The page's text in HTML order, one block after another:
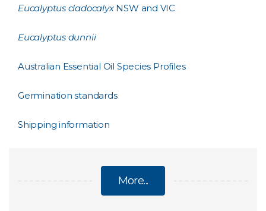
Eucalyptus cladocalyxNSW and VIC
Eucalyptus dunnii
Australian Essential Oil Species Profiles
Germination standards
Shipping information
More...